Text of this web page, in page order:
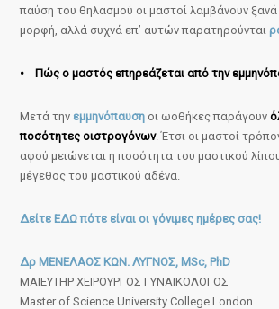
παύση του θηλασμού οι μαστοί λαμβάνουν
μορφή, αλλά συχνά επ’ αυτών παρατηρούνται
• Πώς ο μαστός επηρεάζεται από την
Μετά την εμμηνόπαυση οι ωοθήκες παράγουν
ποσότητες οιστρογόνων. Έτσι οι μαστοί
αφού μειώνεται η ποσότητα του μαστικού
μέγεθος του μαστικού αδένα.
Δείτε ΕΔΩ πότε είναι οι γόνιμες ημέρες σας!
Δρ ΜΕΝΕΛΑΟΣ ΚΩΝ. ΛΥΓΝΟΣ, MSc, PhD
ΜΑΙΕΥΤΗΡ ΧΕΙΡΟΥΡΓΟΣ ΓΥΝΑΙΚΟΛΟΓΟΣ
Master of Science University College London